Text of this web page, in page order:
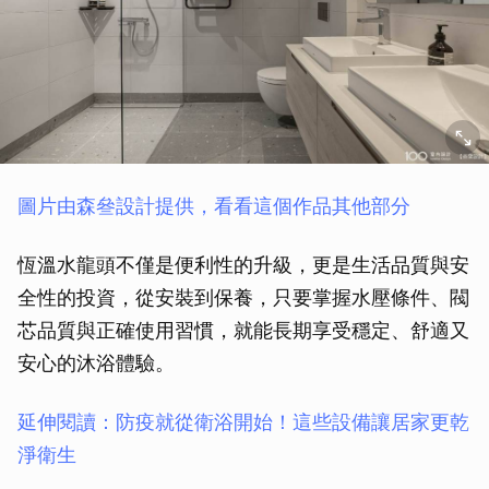
圖片由森叄設計提供，看看這個作品其他部分
恆溫水龍頭不僅是便利性的升級，更是生活品質與安
全性的投資，從安裝到保養，只要掌握水壓條件、閥
芯品質與正確使用習慣，就能長期享受穩定、舒適又
安心的沐浴體驗。
延伸閱讀：防疫就從衛浴開始！這些設備讓居家更乾
淨衛生